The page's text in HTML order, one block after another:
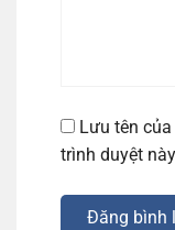
Lưu tên
trình duyệt
Đăng bình